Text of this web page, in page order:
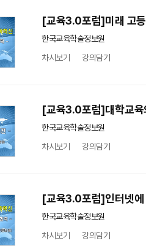
[교육3.0포럼]미래 고
한국교육학술정보원
차시보기
강의담기
[교육3.0포럼]대학교육
한국교육학술정보원
차시보기
강의담기
[교육3.0포럼]인터넷에
한국교육학술정보원
차시보기
강의담기